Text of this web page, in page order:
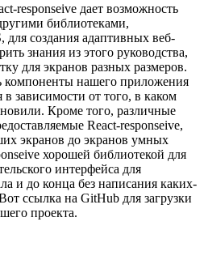
responseive дает возможность
библиотеками,
создания адаптивных веб-
знания из этого руководства,
для экранов разных размеров.
нашего приложения
зависимости от того, в каком
Кроме того, различные
React-responseive,
экранов до экранов умных
хорошей библиотекой для
интерфейса для
и до конца без написания каких-
ссылка на GitHub для загрузки
проекта.